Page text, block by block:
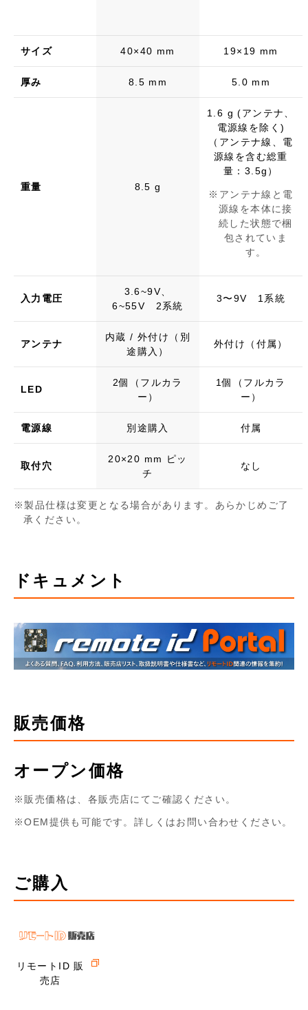
サイズ 40×40 mm 19×19 mm
厚み 8.5 mm 5.0 mm
重量 8.5 g
1.6 g (アンテナ、
電源線を除く)
（アンテナ線、電
源線を含む総重
量：3.5g）
アンテナ線と電
源線を本体に接
続した状態で梱
包されていま
す。
入力電圧
3.6~9V、
6~55V 2系統
3〜9V 1系統
アンテナ
内蔵 / 外付け（別
途購入）
外付け（付属）
LED
2個（フルカラ
ー）
1個（フルカラ
ー）
電源線 別途購入 付属
取付穴
20×20 mm ピッ
チ
なし
製品仕様は変更となる場合があります。あらかじめご了
承ください。
ドキュメント
販売価格
オープン価格
販売価格は、各販売店にてご確認ください。
OEM提供も可能です。詳しくはお問い合わせください。
ご購入
リモートID 販
売店